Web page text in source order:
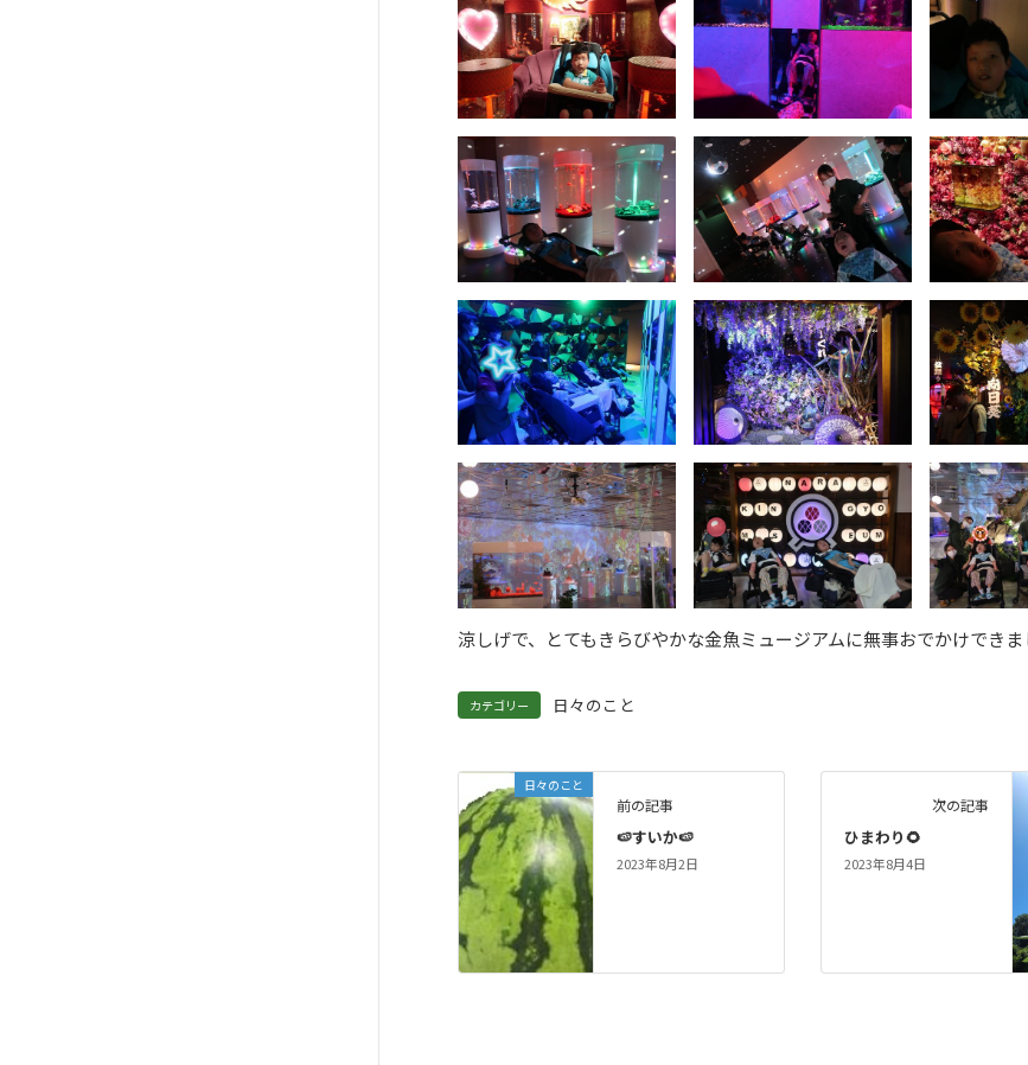
涼しげで、とてもきらびやかな金魚ミュージアムに無事おでかけでき
カテゴリー 日々のこと
日々のこと
前の記事
🍉すいか🍉
2023年8月2日
次の記事
ひまわり🌻
2023年8月4日